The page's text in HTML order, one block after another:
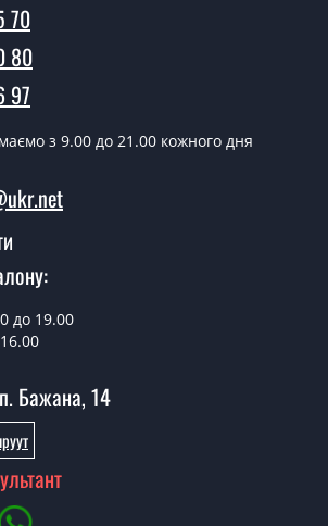
кількох годин, за умови
сьогодні викликати
замірника?
готові двері
вхідні?
асортимент готових вхідних
найдешевших вхідних
вхідні економ класу,
що порадите?
індивідуальна, у тому числі і з
70
80
97
з 9.00 до 21.00 кожного дня
до 19.00
Бажана, 14